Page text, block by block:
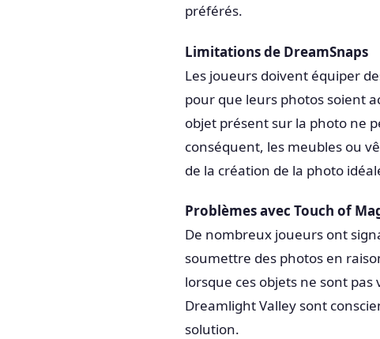
préférés.
Limitations de DreamSnaps
Les joueurs doivent équiper
pour que leurs photos soient
objet présent sur la photo ne
conséquent, les meubles ou
de la création de la photo
Problèmes avec Touch of
De nombreux joueurs ont
soumettre des photos en
lorsque ces objets ne sont
Dreamlight Valley sont
solution.